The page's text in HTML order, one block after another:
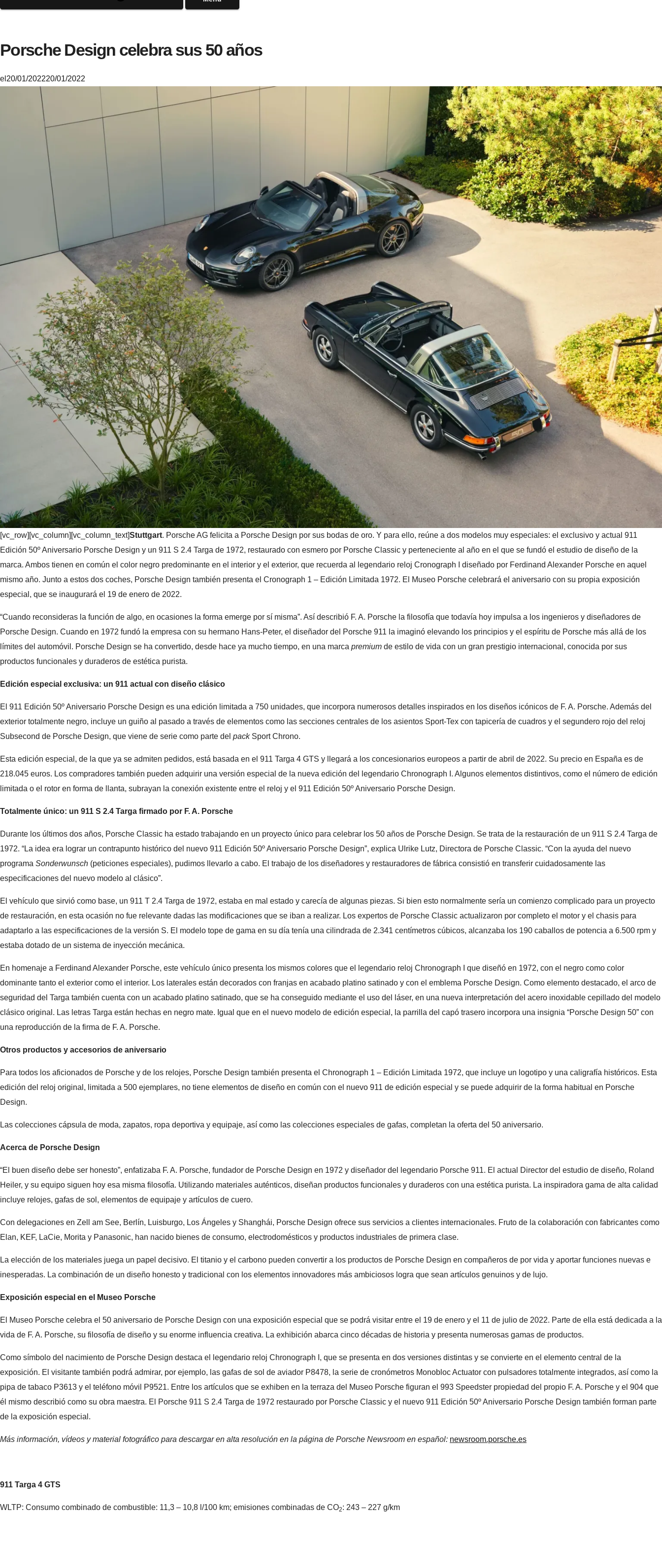
Porsche Design celebra sus 50 años
el 20/01/202220/01/2022
[vc_row][vc_column][vc_column_text]Stuttgart. Porsche AG felicita a Porsche Design por sus bodas de oro. Y para ello, reúne a dos modelos muy especiales: el exclusivo y actual 911
Edición 50º Aniversario Porsche Design y un 911 S 2.4 Targa de 1972, restaurado con esmero por Porsche Classic y perteneciente al año en el que se fundó el estudio de diseño de la
marca. Ambos tienen en común el color negro predominante en el interior y el exterior, que recuerda al legendario reloj Cronograph I diseñado por Ferdinand Alexander Porsche en aquel
mismo año. Junto a estos dos coches, Porsche Design también presenta el Cronograph 1 – Edición Limitada 1972. El Museo Porsche celebrará el aniversario con su propia exposición
especial, que se inaugurará el 19 de enero de 2022.
“Cuando reconsideras la función de algo, en ocasiones la forma emerge por sí misma”. Así describió F. A. Porsche la filosofía que todavía hoy impulsa a los ingenieros y diseñadores de
Porsche Design. Cuando en 1972 fundó la empresa con su hermano Hans-Peter, el diseñador del Porsche 911 la imaginó elevando los principios y el espíritu de Porsche más allá de los
límites del automóvil. Porsche Design se ha convertido, desde hace ya mucho tiempo, en una marca premium de estilo de vida con un gran prestigio internacional, conocida por sus
productos funcionales y duraderos de estética purista.
Edición especial exclusiva: un 911 actual con diseño clásico
El 911 Edición 50º Aniversario Porsche Design es una edición limitada a 750 unidades, que incorpora numerosos detalles inspirados en los diseños icónicos de F. A. Porsche. Además del
exterior totalmente negro, incluye un guiño al pasado a través de elementos como las secciones centrales de los asientos Sport-Tex con tapicería de cuadros y el segundero rojo del reloj
Subsecond de Porsche Design, que viene de serie como parte del packSport Chrono.
Esta edición especial, de la que ya se admiten pedidos, está basada en el 911 Targa 4 GTS y llegará a los concesionarios europeos a partir de abril de 2022. Su precio en España es de
218.045 euros. Los compradores también pueden adquirir una versión especial de la nueva edición del legendario Chronograph I. Algunos elementos distintivos, como el número de edición
limitada o el rotor en forma de llanta, subrayan la conexión existente entre el reloj y el 911 Edición 50º Aniversario Porsche Design.
Totalmente único: un 911 S 2.4 Targa firmado por F. A. Porsche
Durante los últimos dos años, Porsche Classic ha estado trabajando en un proyecto único para celebrar los 50 años de Porsche Design. Se trata de la restauración de un 911 S 2.4 Targa de
1972. “La idea era lograr un contrapunto histórico del nuevo 911 Edición 50º Aniversario Porsche Design”, explica Ulrike Lutz, Directora de Porsche Classic. “Con la ayuda del nuevo
programa Sonderwunsch (peticiones especiales), pudimos llevarlo a cabo. El trabajo de los diseñadores y restauradores de fábrica consistió en transferir cuidadosamente las
especificaciones del nuevo modelo al clásico”.
El vehículo que sirvió como base, un 911 T 2.4 Targa de 1972, estaba en mal estado y carecía de algunas piezas. Si bien esto normalmente sería un comienzo complicado para un proyecto
de restauración, en esta ocasión no fue relevante dadas las modificaciones que se iban a realizar. Los expertos de Porsche Classic actualizaron por completo el motor y el chasis para
adaptarlo a las especificaciones de la versión S. El modelo tope de gama en su día tenía una cilindrada de 2.341 centímetros cúbicos, alcanzaba los 190 caballos de potencia a 6.500 rpm y
estaba dotado de un sistema de inyección mecánica.
En homenaje a Ferdinand Alexander Porsche, este vehículo único presenta los mismos colores que el legendario reloj Chronograph I que diseñó en 1972, con el negro como color
dominante tanto el exterior como el interior. Los laterales están decorados con franjas en acabado platino satinado y con el emblema Porsche Design. Como elemento destacado, el arco de
seguridad del Targa también cuenta con un acabado platino satinado, que se ha conseguido mediante el uso del láser, en una nueva interpretación del acero inoxidable cepillado del modelo
clásico original. Las letras Targa están hechas en negro mate. Igual que en el nuevo modelo de edición especial, la parrilla del capó trasero incorpora una insignia “Porsche Design 50” con
una reproducción de la firma de F. A. Porsche.
Otros productos y accesorios de aniversario
Para todos los aficionados de Porsche y de los relojes, Porsche Design también presenta el Chronograph 1 – Edición Limitada 1972, que incluye un logotipo y una caligrafía históricos. Esta
edición del reloj original, limitada a 500 ejemplares, no tiene elementos de diseño en común con el nuevo 911 de edición especial y se puede adquirir de la forma habitual en Porsche
Design.
Las colecciones cápsula de moda, zapatos, ropa deportiva y equipaje, así como las colecciones especiales de gafas, completan la oferta del 50 aniversario.
Acerca de Porsche Design
“El buen diseño debe ser honesto”, enfatizaba F. A. Porsche, fundador de Porsche Design en 1972 y diseñador del legendario Porsche 911. El actual Director del estudio de diseño, Roland
Heiler, y su equipo siguen hoy esa misma filosofía. Utilizando materiales auténticos, diseñan productos funcionales y duraderos con una estética purista. La inspiradora gama de alta calidad
incluye relojes, gafas de sol, elementos de equipaje y artículos de cuero.
Con delegaciones en Zell am See, Berlín, Luisburgo, Los Ángeles y Shanghái, Porsche Design ofrece sus servicios a clientes internacionales. Fruto de la colaboración con fabricantes como
Elan, KEF, LaCie, Morita y Panasonic, han nacido bienes de consumo, electrodomésticos y productos industriales de primera clase.
La elección de los materiales juega un papel decisivo. El titanio y el carbono pueden convertir a los productos de Porsche Design en compañeros de por vida y aportar funciones nuevas e
inesperadas. La combinación de un diseño honesto y tradicional con los elementos innovadores más ambiciosos logra que sean artículos genuinos y de lujo.
Exposición especial en el Museo Porsche
El Museo Porsche celebra el 50 aniversario de Porsche Design con una exposición especial que se podrá visitar entre el 19 de enero y el 11 de julio de 2022. Parte de ella está dedicada a la
vida de F. A. Porsche, su filosofía de diseño y su enorme influencia creativa. La exhibición abarca cinco décadas de historia y presenta numerosas gamas de productos.
Como símbolo del nacimiento de Porsche Design destaca el legendario reloj Chronograph I, que se presenta en dos versiones distintas y se convierte en el elemento central de la
exposición. El visitante también podrá admirar, por ejemplo, las gafas de sol de aviador P8478, la serie de cronómetros Monobloc Actuator con pulsadores totalmente integrados, así como la
pipa de tabaco P3613 y el teléfono móvil P9521. Entre los artículos que se exhiben en la terraza del Museo Porsche figuran el 993 Speedster propiedad del propio F. A. Porsche y el 904 que
él mismo describió como su obra maestra. El Porsche 911 S 2.4 Targa de 1972 restaurado por Porsche Classic y el nuevo 911 Edición 50º Aniversario Porsche Design también forman parte
de la exposición especial.
Más información, vídeos y material fotográfico para descargar en alta resolución en la página de Porsche Newsroom en español: newsroom.porsche.es
911 Targa 4 GTS
WLTP: Consumo combinado de combustible: 11,3 – 10,8 l/100 km; emisiones combinadas de CO2: 243 – 227 g/km